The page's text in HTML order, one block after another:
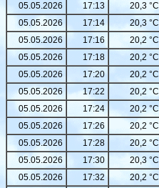
05.05.2026
17:13 20,3 °C
05.05.2026
17:14 20,3 °C
05.05.2026
17:16 20,2 °C
05.05.2026
17:18 20,2 °C
05.05.2026
17:20 20,2 °C
05.05.2026
17:22 20,2 °C
05.05.2026
17:24 20,2 °C
05.05.2026
17:26 20,2 °C
05.05.2026
17:28 20,2 °C
05.05.2026
17:30 20,3 °C
05.05.2026
17:32 20,2 °C